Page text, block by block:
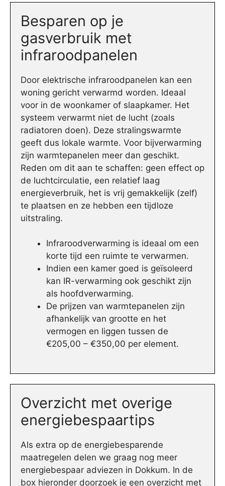
Besparen op je
gasverbruik met
infraroodpanelen
Door elektrische infraroodpanelen kan een
woning gericht verwarmd worden. Ideaal
voor in de woonkamer of slaapkamer. Het
systeem verwarmt niet de lucht (zoals
radiatoren doen). Deze stralingswarmte
geeft dus lokale warmte. Voor bijverwarming
zijn warmtepanelen meer dan geschikt.
Reden om dit aan te schaffen: geen effect op
de luchtcirculatie, een relatief laag
energieverbruik, het is vrij gemakkelijk (zelf)
te plaatsen en ze hebben een tijdloze
uitstraling.
Infraroodverwarming is ideaal om een
korte tijd een ruimte te verwarmen.
Indien een kamer goed is geïsoleerd
kan IR-verwarming ook geschikt zijn
als hoofdverwarming.
De prijzen van warmtepanelen zijn
afhankelijk van grootte en het
vermogen en liggen tussen de
€205,00 – €350,00 per element.
Overzicht met overige
energiebespaartips
Als extra op de energiebesparende
maatregelen delen we graag nog meer
energiebespaar adviezen in Dokkum. In de
box hieronder doorzoek je een overzicht met